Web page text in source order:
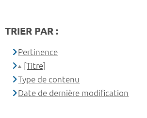
TRIER PAR :
Pertinence
[Titre]
Type de contenu
Date de dernière modification